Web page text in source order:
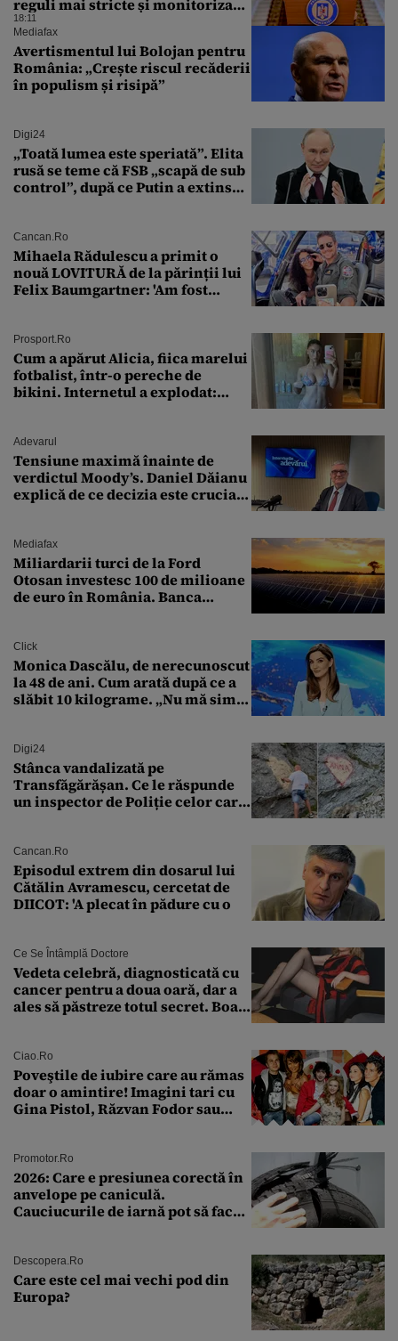
reguli mai stricte și monitorizare
în timp real
18:11
Mediafax
Avertismentul lui Bolojan pentru
România: „Crește riscul recăderii
în populism și risipă”
Digi24
„Toată lumea este speriată”. Elita
rusă se teme că FSB „scapă de sub
control”, după ce Putin a extins
Cancan.ro
Mihaela Rădulescu a primit o
nouă LOVITURĂ de la părinții lui
Felix Baumgartner: 'Am fost
Prosport.ro
Cum a apărut Alicia, fiica marelui
fotbalist, într-o pereche de
bikini. Internetul a explodat:
Adevarul
Tensiune maximă înainte de
verdictul Moody’s. Daniel Dăianu
explică de ce decizia este crucială
Mediafax
Miliardarii turci de la Ford
Otosan investesc 100 de milioane
de euro în România. Banca
Click
Monica Dascălu, de nerecunoscut
la 48 de ani. Cum arată după ce a
slăbit 10 kilograme. „Nu mă simt
Digi24
Stânca vandalizată pe
Transfăgărășan. Ce le răspunde
un inspector de Poliție celor care
Cancan.ro
Episodul extrem din dosarul lui
Cătălin Avramescu, cercetat de
DIICOT: 'A plecat în pădure cu o
Ce Se Întâmplă Doctore
Vedeta celebră, diagnosticată cu
cancer pentru a doua oară, dar a
ales să păstreze totul secret. Boala
Ciao.ro
Poveştile de iubire care au rămas
doar o amintire! Imagini tari cu
Gina Pistol, Răzvan Fodor sau
Promotor.ro
2026: Care e presiunea corectă în
anvelope pe caniculă.
Cauciucurile de iarnă pot să facă
Descopera.ro
Care este cel mai vechi pod din
Europa?